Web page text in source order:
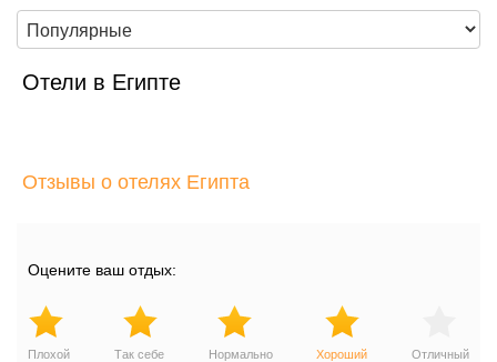
минут
Отели в Египте
Отзывы о отелях Египта
Оцените ваш отдых:
Плохой Так себе Нормально Хороший Отличный